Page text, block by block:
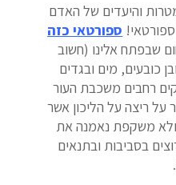
והיעדים של האדם
ספורטאי כזה
שבפתח אלינו (חשוב
כובעים, מים ובגדים
רחבים משכבת העור
על ריצה על הליכון אשר
ולא משקפת נאמנה את
בסביבות ובתנאים